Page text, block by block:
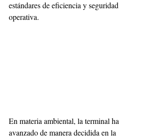
estándares de eficiencia y seguridad
operativa.
En materia ambiental, la terminal ha
avanzado de manera decidida en la